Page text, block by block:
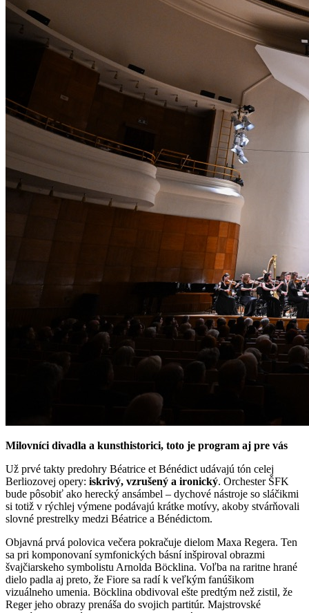
Milovníci divadla a kunsthistorici, toto je program aj pre vás
Už prvé takty predohry Béatrice et Bénédict udávajú tón celej
Berliozovej opery: iskrivý, vzrušený a ironický. Orchester ŠFK
bude pôsobiť ako herecký ansámbel – dychové nástroje so sláčikmi
si totiž v rýchlej výmene podávajú krátke motívy, akoby stvárňovali
slovné prestrelky medzi Béatrice a Bénédictom.
Objavná prvá polovica večera pokračuje dielom Maxa Regera. Ten
sa pri komponovaní symfonických básní inšpiroval obrazmi
švajčiarskeho symbolistu Arnolda Böcklina. Voľba na raritne hrané
dielo padla aj preto, že Fiore sa radí k veľkým fanúšikom
vizuálneho umenia. Böcklina obdivoval ešte predtým než zistil, že
Reger jeho obrazy prenáša do svojich partitúr. Majstrovské